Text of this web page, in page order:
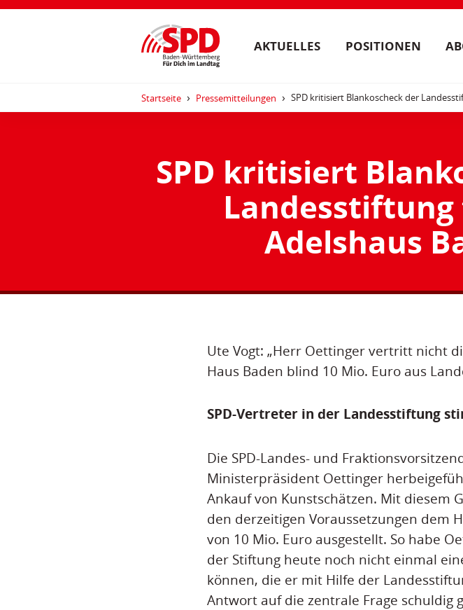
AKTUELLES POSITIONEN
Startseite Pressemitteilungen SPD kritisiert Blankoscheck der
SPD kritisiert
Adelshaus
Ute Vogt: „Herr Oettinger vertritt nicht
Haus Baden blind 10 Mio. Euro aus
SPD-Vertreter in der Landesstiftung
Die SPD-Landes- und
Ministerpräsident Oettinger
Ankauf von Kunstschätzen. Mit diesem
den derzeitigen Voraussetzungen dem
von 10 Mio. Euro ausgestellt. So habe
der Stiftung heute noch nicht einmal
können, die er mit Hilfe der
Antwort auf die zentrale Frage schuldig